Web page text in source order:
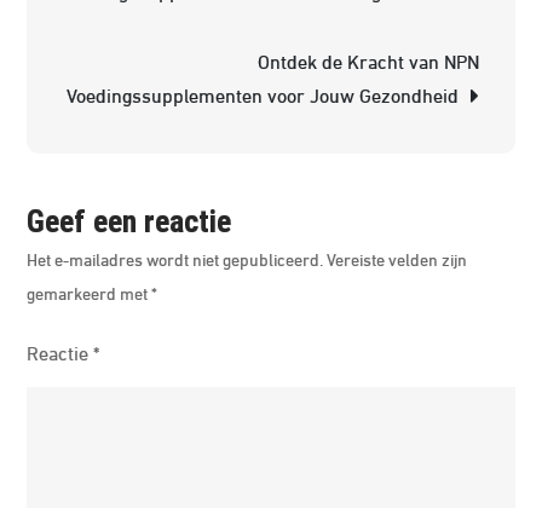
Ontdek de Kracht van NPN
Voedingssupplementen voor Jouw Gezondheid
Geef een reactie
Het e-mailadres wordt niet gepubliceerd. Vereiste velden zijn
gemarkeerd met*
Reactie*